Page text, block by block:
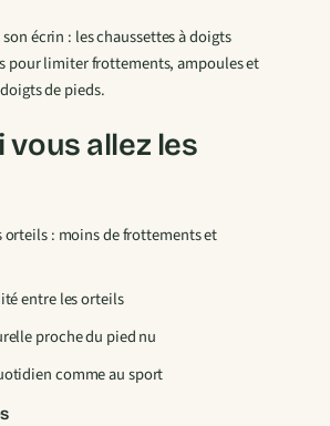
écrin : les chaussettes à doigts
pour limiter frottements, ampoules et
de pieds.
vous allez les
orteils : moins de frottements et
entre les orteils
proche du pied nu
comme au sport